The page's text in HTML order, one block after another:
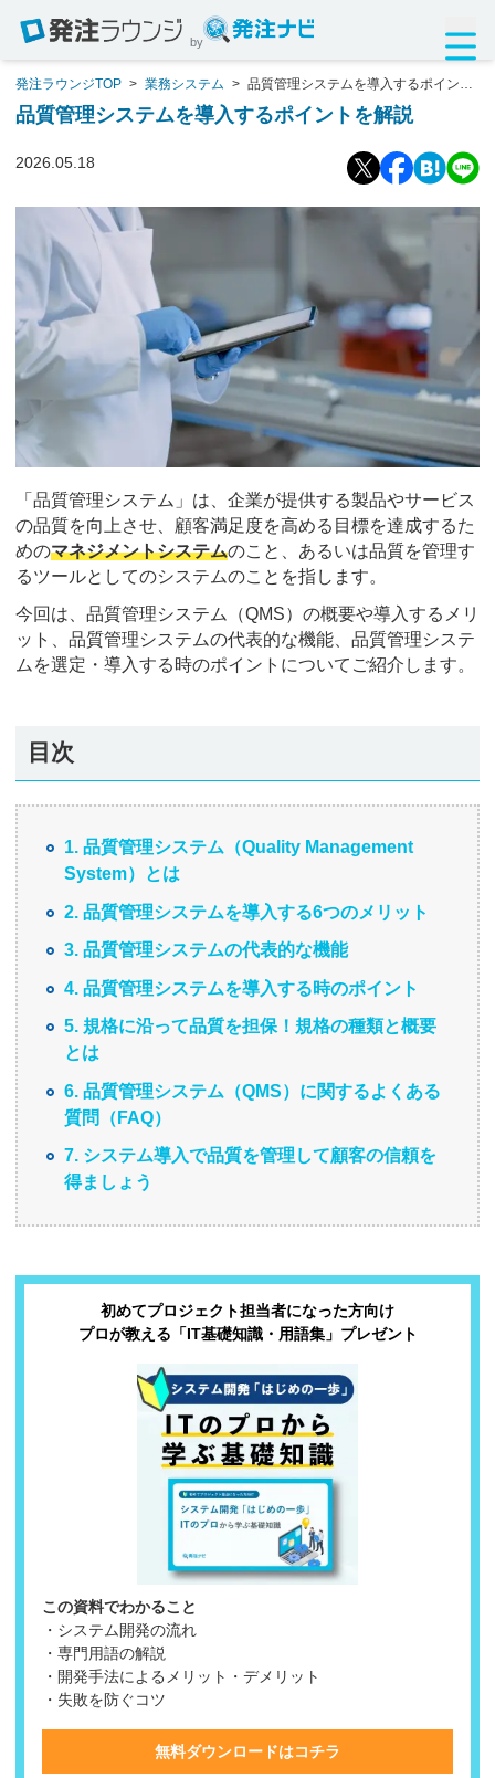
by
発注ラウンジTOP > 業務システム > 品質管理システムを導入するポイント
を解説
品質管理システムを導入するポイントを解説
2026.05.18
「品質管理システム」は、企業が提供する製品やサービス
の品質を向上させ、顧客満足度を高める目標を達成するた
めのマネジメントシステムのこと、あるいは品質を管理す
るツールとしてのシステムのことを指します。
今回は、品質管理システム（QMS）の概要や導入するメリ
ット、品質管理システムの代表的な機能、品質管理システ
ムを選定・導入する時のポイントについてご紹介します。
目次
1. 品質管理システム（Quality Management
System）とは
2. 品質管理システムを導入する6つのメリット
3. 品質管理システムの代表的な機能
4. 品質管理システムを導入する時のポイント
5. 規格に沿って品質を担保！規格の種類と概要
とは
6. 品質管理システム（QMS）に関するよくある
質問（FAQ）
7. システム導入で品質を管理して顧客の信頼を
得ましょう
初めてプロジェクト担当者になった方向け
プロが教える「IT基礎知識・用語集」プレゼント
この資料でわかること
・システム開発の流れ
・専門用語の解説
・開発手法によるメリット・デメリット
・失敗を防ぐコツ
無料ダウンロードはコチラ